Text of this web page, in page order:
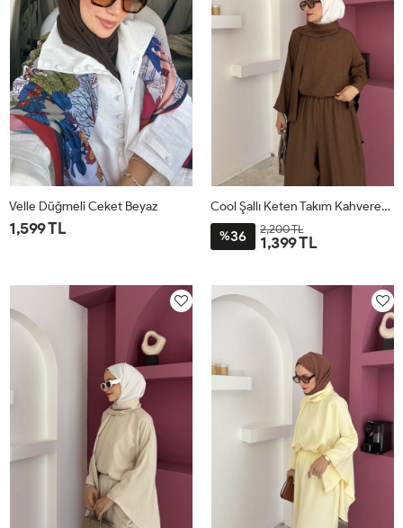
Velle Düğmeli Ceket Beyaz
1,599 TL
Cool Şallı Keten Takım Kahverengi
%36 2,200 TL
1,399 TL